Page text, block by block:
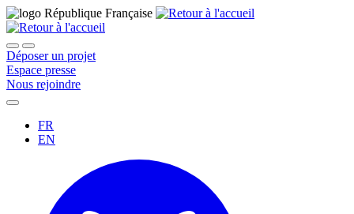
Déposer un projet
Espace presse
Nous rejoindre
FR
EN